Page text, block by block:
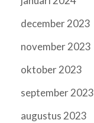
december 2023
november 2023
oktober 2023
september 2023
augustus 2023